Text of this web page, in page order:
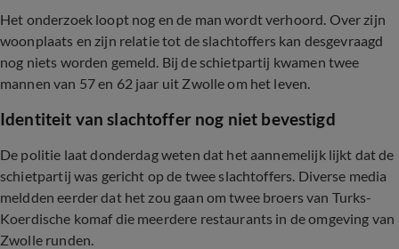
Het onderzoek loopt nog en de man wordt verhoord. Over zijn
woonplaats en zijn relatie tot de slachtoffers kan desgevraagd
nog niets worden gemeld. Bij de schietpartij kwamen twee
mannen van 57 en 62 jaar uit Zwolle om het leven.
Identiteit van slachtoffer nog niet bevestigd
De politie laat donderdag weten dat het aannemelijk lijkt dat de
schietpartij was gericht op de twee slachtoffers. Diverse media
meldden eerder dat het zou gaan om twee broers van Turks-
Koerdische komaf die meerdere restaurants in de omgeving van
Zwolle runden.